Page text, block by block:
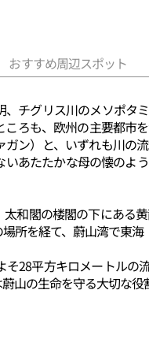
おすすめ周辺スポット
チグリス川のメソポタ
ろも、欧州の主要都
ン）と、いずれも川の
あたたかな母の懐のよ
和閣の楼閣の下にある
所を経て、蔚山湾で東海
28平方キロメートル
山の生命を守る大切な役